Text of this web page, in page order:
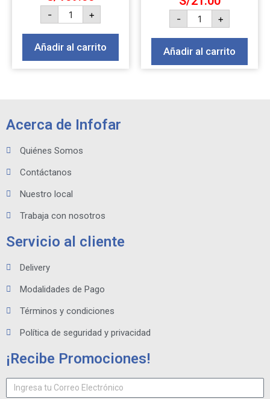
- +
Añadir al carrito
- +
Añadir al carrito
Acerca de Infofar
Quiénes Somos
Contáctanos
Nuestro local
Trabaja con nosotros
Servicio al cliente
Delivery
Modalidades de Pago
Términos y condiciones
Política de seguridad y privacidad
¡Recibe Promociones!